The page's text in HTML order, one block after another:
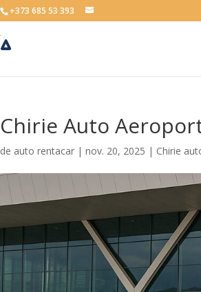
+373 685 53 393
Chirie Auto
de auto rentacar |nov. 20, 2025 | Chirie